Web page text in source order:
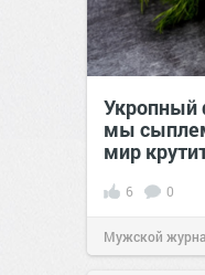
Укропный
мы
мир
6 0
Мужской